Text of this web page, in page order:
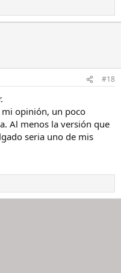
#18
mi opinión, un poco
Al menos la versión que
seria uno de mis